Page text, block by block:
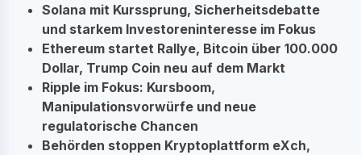
Solana mit Kurssprung, Sicherheitsdebatte
und starkem Investoreninteresse im Fokus
Ethereum startet Rallye, Bitcoin über 100.000
Dollar, Trump Coin neu auf dem Markt
Ripple im Fokus: Kursboom,
Manipulationsvorwürfe und neue
regulatorische Chancen
Behörden stoppen Kryptoplattform eXch,